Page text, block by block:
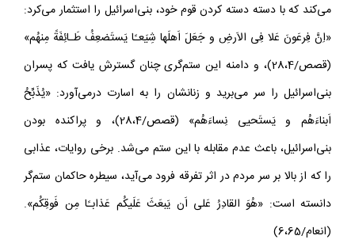
مى‌كند كه با دسته دسته كردن قوم خود، بنى‌اسرائيل را استثمار مى‌كرد:
«اِنَّ فِرعَونَ عَلا فِى الاَرضِ و جَعَلَ اَهلَها شِيَعـًا يَستَضعِفُ طَـائِفَةً مِنهُم»
(قصص/28،4)، و دامنه اين ستم‌گرى چنان گسترش يافت كه پسران
بنى‌اسرائيل را سر مى‌بريد و زنانشان را به اسارت درمى‌آورد: «يُذَبِّحُ
اَبناءَهُم و يَستَحيى نِساءَهُم» (قصص/28،4)، و پراكنده بودن
بنى‌اسرائيل، باعث عدم مقابله با اين ستم مى‌شد. برخى روايات، عذابى
را كه از بالا بر سر مردم در اثر تفرقه فرود مى‌آيد، سيطره حاكمان ستم‌گر
دانسته است: «هُوَ القادِرُ عَلى اَن يَبعَثَ عَلَيكُم عَذابـًا مِن فَوقِكُم».
(انعام/6،65)